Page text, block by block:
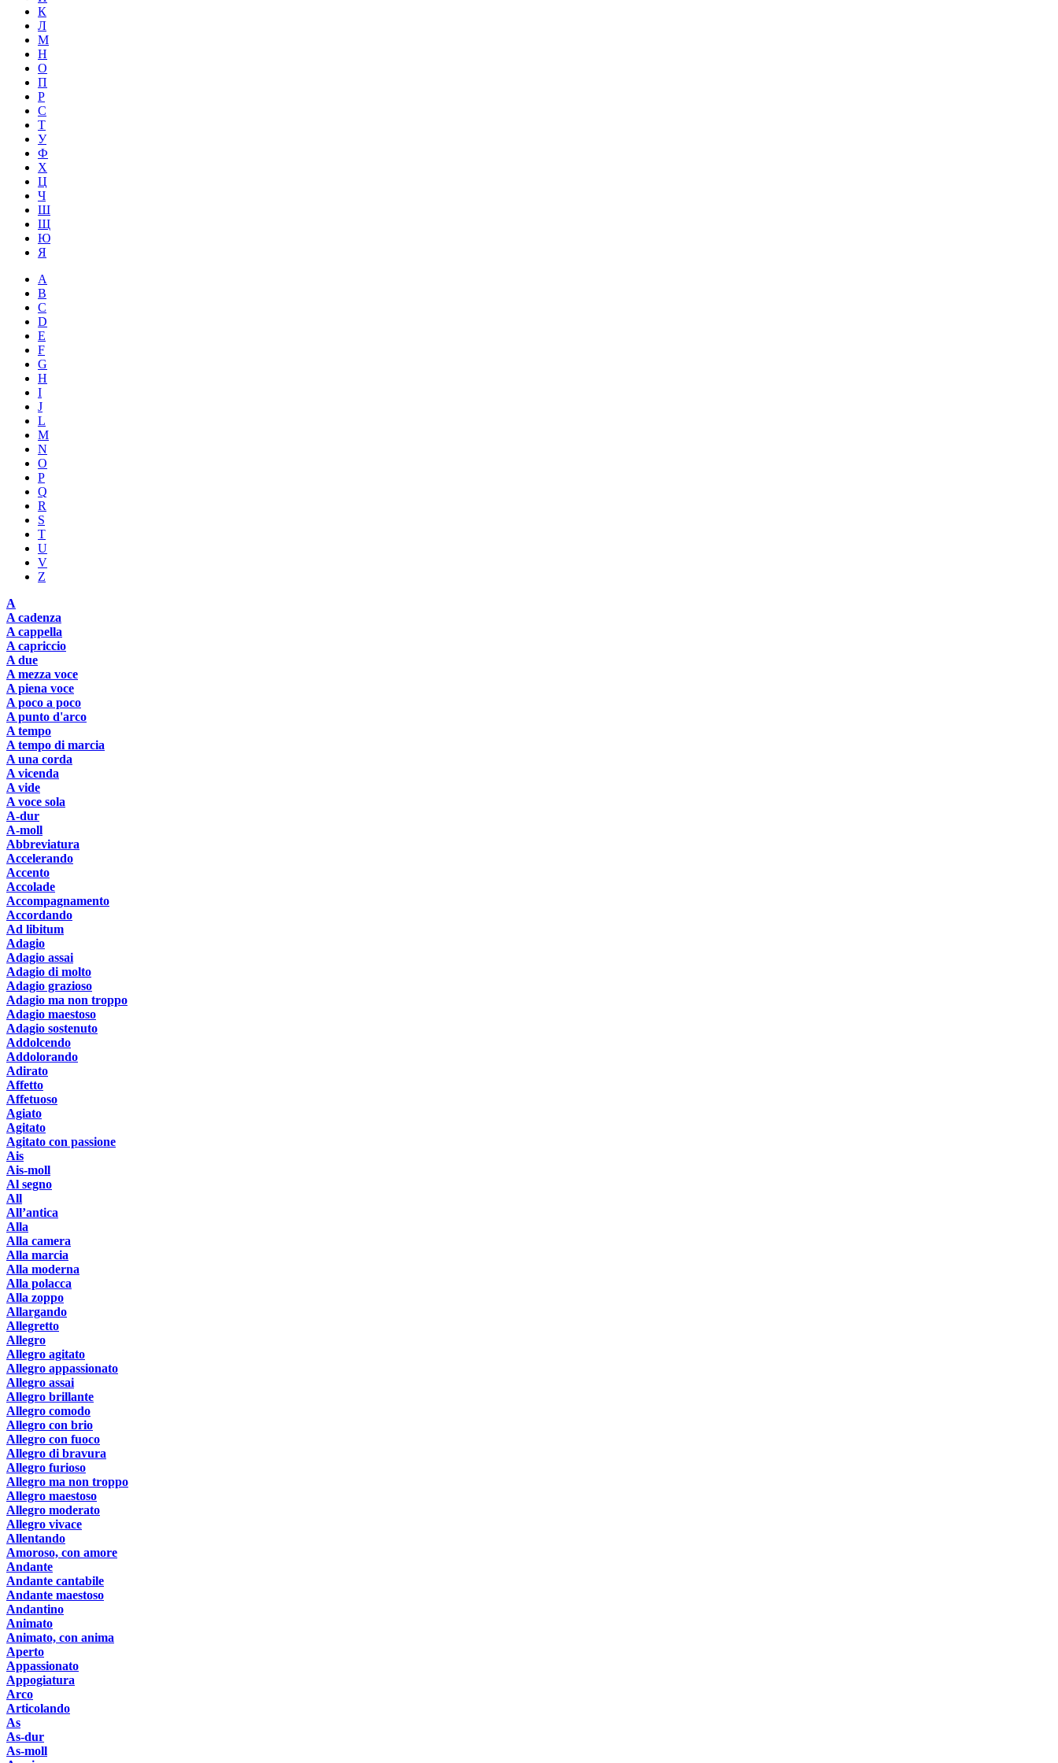
К
Л
М
Н
О
П
Р
С
Т
У
Ф
Х
Ц
Ч
Ш
Щ
Ю
Я
A
B
C
D
E
F
G
H
I
J
L
M
N
O
P
Q
R
S
T
U
V
Z
A
A cadenza
A cappella
A capriccio
A due
A mezza voce
A piena voce
A poco a poco
A punto d'arco
A tempo
A tempo di marcia
A una corda
A vicenda
A vide
A voce sola
A-dur
A-moll
Abbreviatura
Accelerando
Accento
Accolade
Accompagnamento
Accordando
Ad libitum
Adagio
Adagio assai
Adagio di molto
Adagio grazioso
Adagio ma non troppo
Adagio maestoso
Adagio sostenuto
Addolcendo
Addolorando
Adirato
Affetto
Affetuoso
Agiato
Agitato
Agitato con passione
Ais
Ais-moll
Al segno
All
All’antica
Alla
Alla camera
Alla marcia
Alla moderna
Alla polacca
Alla zoppo
Allargando
Allegretto
Allegro
Allegro agitato
Allegro appassionato
Allegro assai
Allegro brillante
Allegro comodo
Allegro con brio
Allegro con fuoco
Allegro di bravura
Allegro furioso
Allegro ma non troppo
Allegro maestoso
Allegro moderato
Allegro vivace
Allentando
Amoroso, con amore
Andante
Andante cantabile
Andante maestoso
Andantino
Animato
Animato, con anima
Aperto
Appassionato
Appogiatura
Arco
Articolando
As
As-dur
As-moll